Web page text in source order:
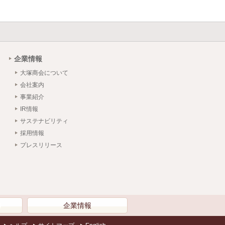
企業情報
大塚商会について
会社案内
事業紹介
IR情報
サステナビリティ
採用情報
プレスリリース
企業情報